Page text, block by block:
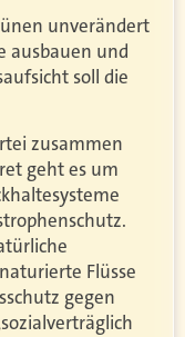
unverändert
ausbauen und
soll die
zusammen
geht es um
Flüsse
gegen